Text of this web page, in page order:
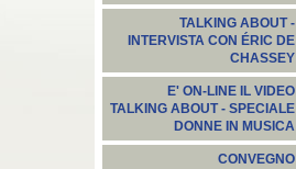
TALKING ABOUT -
INTERVISTA CON ÉRIC DE
CHASSEY
E' ON-LINE IL VIDEO
TALKING ABOUT - SPECIALE
DONNE IN MUSICA
CONVEGNO